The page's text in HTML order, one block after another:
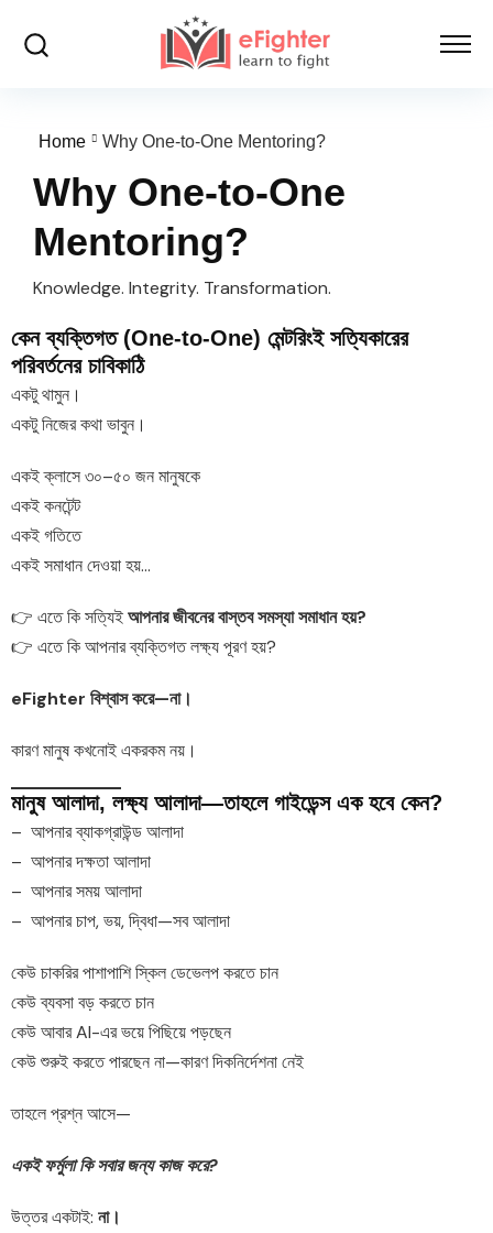
Home Why One-to-One Mentoring?
Why One-to-One
Mentoring?
Knowledge. Integrity. Transformation.
কেন ব্যক্তিগত (One-to-One) মেন্টরিংই সত্যিকারের
পরিবর্তনের চাবিকাঠি
একটু থামুন।
একটু নিজের কথা ভাবুন।
একই ক্লাসে ৩০–৫০ জন মানুষকে
একই কনটেন্ট
একই গতিতে
একই সমাধান দেওয়া হয়…
👉 এতে কি সত্যিইআপনার জীবনের বাস্তব সমস্যা সমাধান হয়?
👉 এতে কি আপনার ব্যক্তিগত লক্ষ্য পূরণ হয়?
eFighter বিশ্বাস করে—না।
কারণ মানুষ কখনোই একরকম নয়।
মানুষ আলাদা, লক্ষ্য আলাদা—তাহলে গাইডেন্স এক হবে কেন?
– আপনার ব্যাকগ্রাউন্ড আলাদা
– আপনার দক্ষতা আলাদা
– আপনার সময় আলাদা
– আপনার চাপ, ভয়, দ্বিধা—সব আলাদা
কেউ চাকরির পাশাপাশি স্কিল ডেভেলপ করতে চান
কেউ ব্যবসা বড় করতে চান
কেউ আবার AI-এর ভয়ে পিছিয়ে পড়ছেন
কেউ শুরুই করতে পারছেন না—কারণ দিকনির্দেশনা নেই
তাহলে প্রশ্ন আসে—
একই ফর্মুলা কি সবার জন্য কাজ করে?
উত্তর একটাই: না।